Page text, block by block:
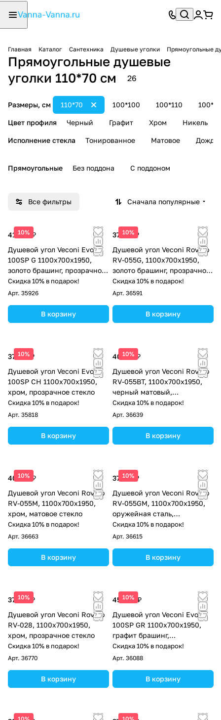
Главная Каталог Сантехника Душевые уголки Прямоугольные
Прямоугольные душевые
уголки 110*70 см
26
Размеры, см 100*100 100*110
110*70
Цвет профиля Черный Графит Хром Никель
Исполнение стекла Тонированное Матовое Дождь
Прямоугольные Без поддона С поддоном
Все фильтры Сначала популярные
10%
41 461 ₽
Душевой угол Veconi Evo
100SP G 1100х700x1950,
золото брашинг, прозрачное
стекло
Скидка 10% в подарок!
Арт. 35926
В корзину
10%
37 710 ₽
Душевой угол Veconi Rovigo
RV-055G, 1100х700х1950,
золото брашинг, прозрачное
стекло
Скидка 10% в подарок!
Арт. 36591
В корзину
10%
37 181 ₽
Душевой угол Veconi Evo
100SP CH 1100х700x1950,
хром, прозрачное стекло
Скидка 10% в подарок!
Арт. 35818
В корзину
10%
40 513 ₽
Душевой угол Veconi Rovigo
RV-055BT, 1100х700х1950,
черный матовый,
тонированное стекло
Скидка 10% в подарок!
Арт. 36639
В корзину
10%
40 513 ₽
Душевой угол Veconi Rovigo
RV-055M, 1100х700х1950,
хром, матовое стекло
Скидка 10% в подарок!
Арт. 36663
В корзину
10%
37 710 ₽
Душевой угол Veconi Rovigo
RV-055GM, 1100х700х1950,
оружейная сталь,
прозрачное стекло
Скидка 10% в подарок!
Арт. 36615
В корзину
10%
37 102 ₽
Душевой угол Veconi Rovigo
RV-028, 1100х700х1950,
хром, прозрачное стекло
Скидка 10% в подарок!
Арт. 36770
В корзину
10%
45 939 ₽
Душевой угол Veconi Evo
100SP GR 1100х700x1950,
графит брашинг,
тонированное стекло
Скидка 10% в подарок!
Арт. 36088
В корзину